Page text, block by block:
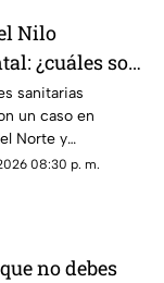
Nilo
¿cuáles son
tras una
de mosquito?
sanitarias
un caso en
Norte y
el virus en
08:30 p. m.
no debes